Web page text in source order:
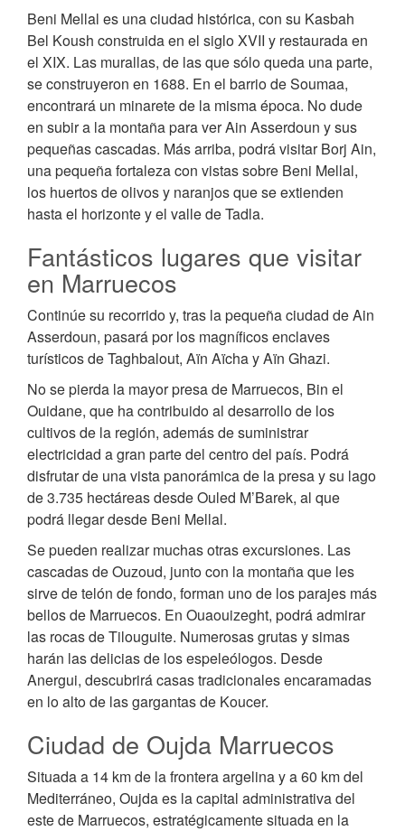
Beni Mellal es una ciudad histórica, con su Kasbah
Bel Koush construida en el siglo XVII y restaurada en
el XIX. Las murallas, de las que sólo queda una parte,
se construyeron en 1688. En el barrio de Soumaa,
encontrará un minarete de la misma época. No dude
en subir a la montaña para ver Ain Asserdoun y sus
pequeñas cascadas. Más arriba, podrá visitar Borj Ain,
una pequeña fortaleza con vistas sobre Beni Mellal,
los huertos de olivos y naranjos que se extienden
hasta el horizonte y el valle de Tadla.
Fantásticos lugares que visitar
en Marruecos
Continúe su recorrido y, tras la pequeña ciudad de Ain
Asserdoun, pasará por los magníficos enclaves
turísticos de Taghbalout, Aïn Aïcha y Aïn Ghazi.
No se pierda la mayor presa de Marruecos, Bin el
Ouidane, que ha contribuido al desarrollo de los
cultivos de la región, además de suministrar
electricidad a gran parte del centro del país. Podrá
disfrutar de una vista panorámica de la presa y su lago
de 3.735 hectáreas desde Ouled M’Barek, al que
podrá llegar desde Beni Mellal.
Se pueden realizar muchas otras excursiones. Las
cascadas de Ouzoud, junto con la montaña que les
sirve de telón de fondo, forman uno de los parajes más
bellos de Marruecos. En Ouaouizeght, podrá admirar
las rocas de Tilouguite. Numerosas grutas y simas
harán las delicias de los espeleólogos. Desde
Anergui, descubrirá casas tradicionales encaramadas
en lo alto de las gargantas de Koucer.
Ciudad de Oujda Marruecos
Situada a 14 km de la frontera argelina y a 60 km del
Mediterráneo, Oujda es la capital administrativa del
este de Marruecos, estratégicamente situada en la